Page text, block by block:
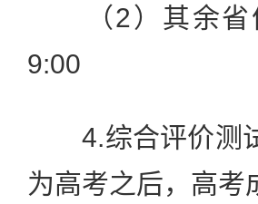
（2）其余省
9:00
4.综合评价测试
为高考之后，高考